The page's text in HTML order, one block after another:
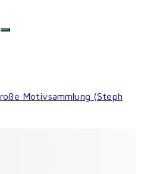
Motivsammlung (Steph